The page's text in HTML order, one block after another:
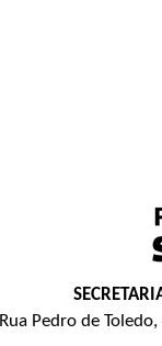
Rua Pedro de